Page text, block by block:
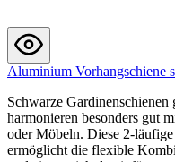
Aluminium Vorhangschiene
Schwarze
harmonieren besonders gut
oder Möbeln. Diese 2-
ermöglicht die flexible